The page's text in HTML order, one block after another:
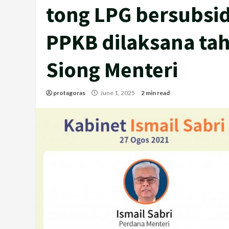
tong LPG
PPKB dilaksana
Siong Menteri
protagoras June 1, 2025 2 min read